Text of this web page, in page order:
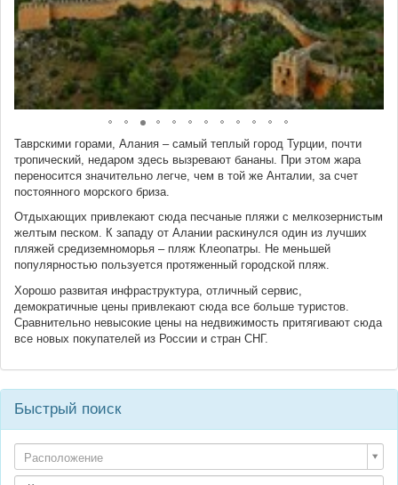
Таврскими горами, Алания – самый теплый город Турции, почти
тропический, недаром здесь вызревают бананы. При этом жара
переносится значительно легче, чем в той же Анталии, за счет
постоянного морского бриза.
Отдыхающих привлекают сюда песчаные пляжи с мелкозернистым
желтым песком. К западу от Алании раскинулся один из лучших
пляжей средиземноморья – пляж Клеопатры. Не меньшей
популярностью пользуется протяженный городской пляж.
Хорошо развитая инфраструктура, отличный сервис,
демократичные цены привлекают сюда все больше туристов.
Сравнительно невысокие цены на недвижимость притягивают сюда
все новых покупателей из России и стран СНГ.
Быстрый поиск
Расположение